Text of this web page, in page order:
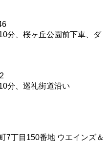
分、桜ヶ丘公園前下車、ダ
分、巡礼街道沿い
丁目150番地 ウエインズ＆